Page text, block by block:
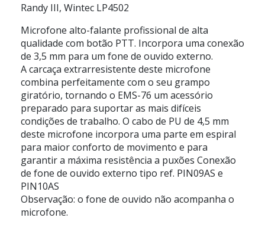
Randy III, Wintec LP4502
Microfone alto-falante profissional de alta
qualidade com botão PTT. Incorpora uma conexão
de 3,5 mm para um fone de ouvido externo.
A carcaça extrarresistente deste microfone
combina perfeitamente com o seu grampo
giratório, tornando o EMS-76 um acessório
preparado para suportar as mais difíceis
condições de trabalho. O cabo de PU de 4,5 mm
deste microfone incorpora uma parte em espiral
para maior conforto de movimento e para
garantir a máxima resistência a puxões Conexão
de fone de ouvido externo tipo ref. PIN09AS e
PIN10AS
Observação: o fone de ouvido não acompanha o
microfone.